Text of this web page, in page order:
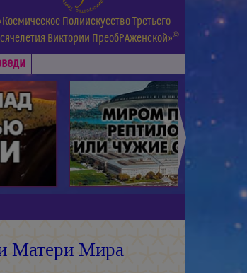
Полиискусство Третьего
Виктории ПреобРАженской»©
►
Матери Мира